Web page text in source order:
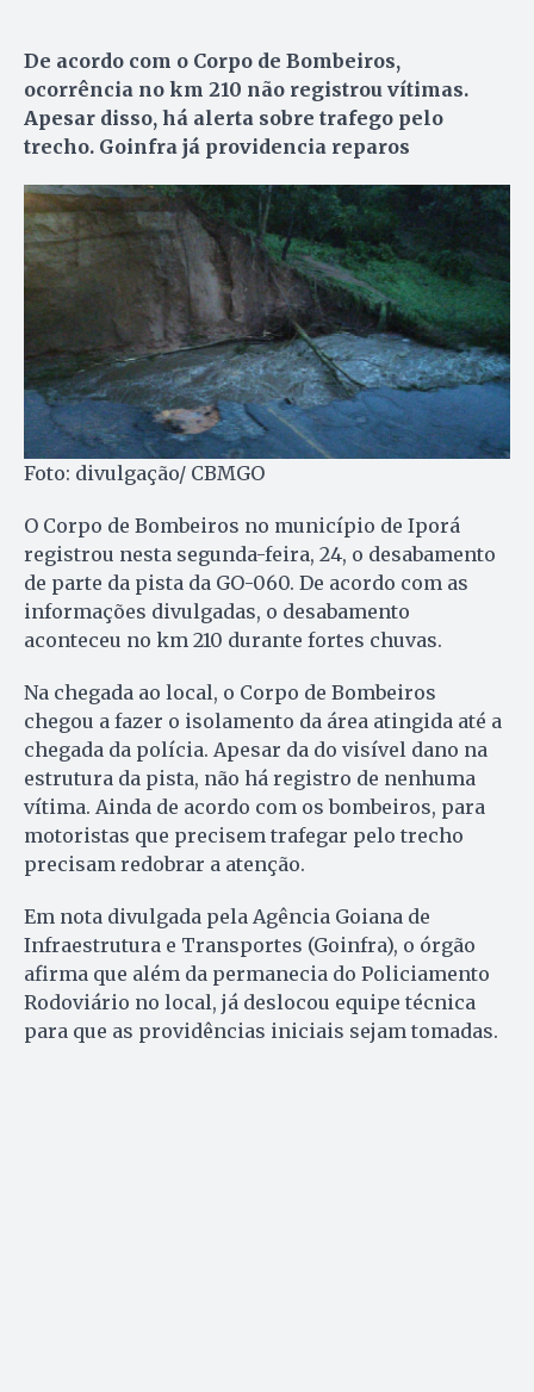
De acordo com o Corpo de Bombeiros,
ocorrência no km 210 não registrou vítimas.
Apesar disso, há alerta sobre trafego pelo
trecho. Goinfra já providencia reparos
Foto: divulgação/ CBMGO
O Corpo de Bombeiros no município de Iporá
registrou nesta segunda-feira, 24, o desabamento
de parte da pista da GO-060. De acordo com as
informações divulgadas, o desabamento
aconteceu no km 210 durante fortes chuvas.
Na chegada ao local, o Corpo de Bombeiros
chegou a fazer o isolamento da área atingida até a
chegada da polícia. Apesar da do visível dano na
estrutura da pista, não há registro de nenhuma
vítima. Ainda de acordo com os bombeiros, para
motoristas que precisem trafegar pelo trecho
precisam redobrar a atenção.
Em nota divulgada pela Agência Goiana de
Infraestrutura e Transportes (Goinfra), o órgão
afirma que além da permanecia do Policiamento
Rodoviário no local, já deslocou equipe técnica
para que as providências iniciais sejam tomadas.